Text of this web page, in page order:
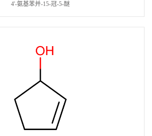
4'-氨基苯并-15-冠-5-醚